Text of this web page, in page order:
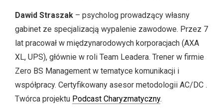
Dawid Straszak – psycholog prowadzący własny
gabinet ze specjalizacją wypalenie zawodowe. Przez 7
lat pracował w międzynarodowych korporacjach (AXA
XL, UPS), głównie w roli Team Leadera. Trener w firmie
Zero BS Management w tematyce komunikacji i
współpracy. Certyfikowany asesor metodologii AC/DC .
Twórca projektu Podcast Charyzmatyczny.